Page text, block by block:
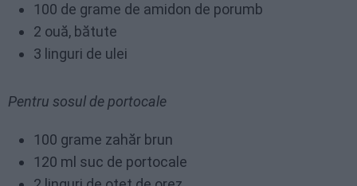
100 de grame de amidon de porumb
2 ouă, bătute
3 linguri de ulei
Pentru sosul de portocale
100 grame zahăr brun
120 ml suc de portocale